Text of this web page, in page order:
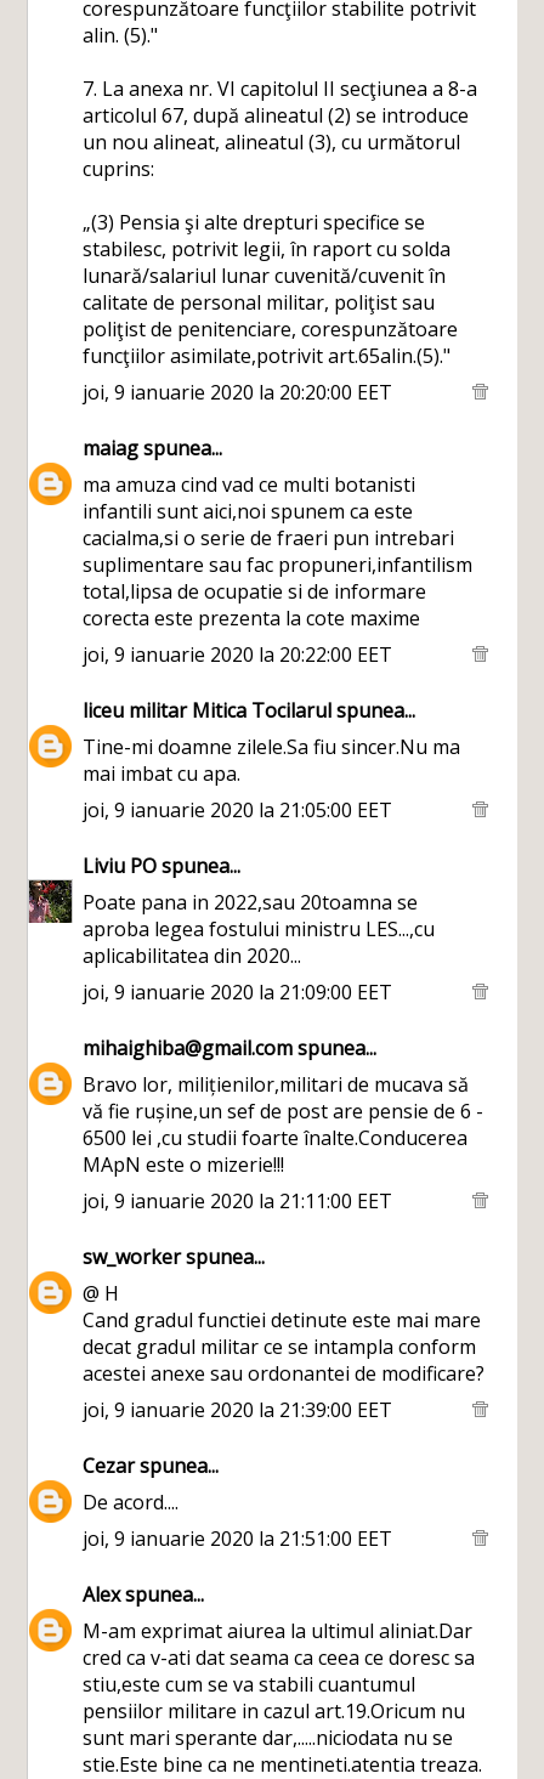
corespunzătoare funcţiilor stabilite potrivit
alin. (5)."
7. La anexa nr. VI capitolul II secţiunea a 8-a
articolul 67, după alineatul (2) se introduce
un nou alineat, alineatul (3), cu următorul
cuprins:
„(3) Pensia şi alte drepturi specifice se
stabilesc, potrivit legii, în raport cu solda
lunară/salariul lunar cuvenită/cuvenit în
calitate de personal militar, poliţist sau
poliţist de penitenciare, corespunzătoare
funcţiilor asimilate,potrivit art.65alin.(5)."
joi, 9 ianuarie 2020 la 20:20:00 EET
maiagspunea...
ma amuza cind vad ce multi botanisti
infantili sunt aici,noi spunem ca este
cacialma,si o serie de fraeri pun intrebari
suplimentare sau fac propuneri,infantilism
total,lipsa de ocupatie si de informare
corecta este prezenta la cote maxime
joi, 9 ianuarie 2020 la 20:22:00 EET
liceu militar Mitica Tocilarulspunea...
Tine-mi doamne zilele.Sa fiu sincer.Nu ma
mai imbat cu apa.
joi, 9 ianuarie 2020 la 21:05:00 EET
Liviu POspunea...
Poate pana in 2022,sau 20toamna se
aproba legea fostului ministru LES...,cu
aplicabilitatea din 2020...
joi, 9 ianuarie 2020 la 21:09:00 EET
mihaighiba@gmail.comspunea...
Bravo lor, milițienilor,militari de mucava să
vă fie rușine,un sef de post are pensie de 6 -
6500 lei ,cu studii foarte înalte.Conducerea
MApN este o mizerie!!!
joi, 9 ianuarie 2020 la 21:11:00 EET
sw_workerspunea...
@ H
Cand gradul functiei detinute este mai mare
decat gradul militar ce se intampla conform
acestei anexe sau ordonantei de modificare?
joi, 9 ianuarie 2020 la 21:39:00 EET
Cezarspunea...
De acord....
joi, 9 ianuarie 2020 la 21:51:00 EET
Alexspunea...
M-am exprimat aiurea la ultimul aliniat.Dar
cred ca v-ati dat seama ca ceea ce doresc sa
stiu,este cum se va stabili cuantumul
pensiilor militare in cazul art.19.Oricum nu
sunt mari sperante dar,.....niciodata nu se
stie.Este bine ca ne mentineti.atentia treaza.